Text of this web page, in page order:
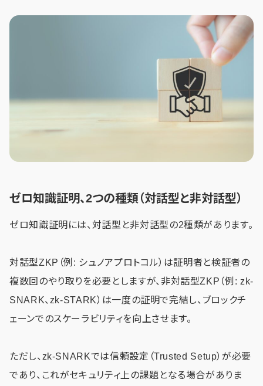
ゼロ知識証明、2つの種類（対話型と非対話型）
ゼロ知識証明には、対話型と非対話型の2種類があります。
対話型ZKP（例: シュノアプロトコル）は証明者と検証者の
複数回のやり取りを必要としますが、非対話型ZKP（例: zk-
SNARK、zk-STARK）は一度の証明で完結し、ブロックチ
ェーンでのスケーラビリティを向上させます。
ただし、zk-SNARKでは信頼設定（Trusted Setup）が必要
であり、これがセキュリティ上の課題となる場合がありま